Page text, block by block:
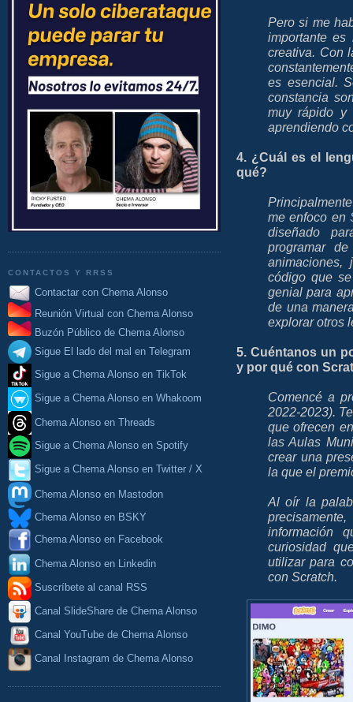
CONTACTOS Y RRSS
Contactar con Chema Alonso
Reunión Virtual con Chema Alonso
Buzón Público de Chema Alonso
Sigue El lado del mal en Telegram
Sigue a Chema Alonso en TikTok
Sigue a Chema Alonso en Whakoom
Chema Alonso en Threads
Sigue a Chema Alonso en Spotify
Sigue a Chema Alonso en Twitter / X
Chema Alonso en Mastodon
Chema Alonso en BSKY
Chema Alonso en Facebook
Chema Alonso en Linkedin
Suscríbete al canal RSS
Canal SlideShare de Chema Alonso
Canal YouTube de Chema Alonso
Canal Instagram de Chema Alonso
Pero si me
importante es
creativa. Con
es esencial.
constancia
muy rápido y
aprendiendo
4. ¿Cuál es el
qué?
me enfoco en
diseñado
programar
animaciones,
código que
genial para
de una
explorar otros
5. Cuéntanos un
y por qué con
Comencé a
2022-2023).
que ofrecen
las Aulas
crear una
la que el
Al oír la
información
curiosidad
utilizar para
con Scratch.